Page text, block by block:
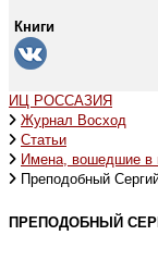
Книги
ИЦ РОССАЗИЯ
Журнал Восход
Статьи
Имена, вошедшие в
Преподобный
ПРЕПОДОБНЫЙ